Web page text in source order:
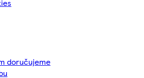
doručujeme